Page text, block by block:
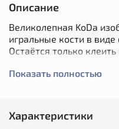
Описание
Великолепная KoDa
игральные кости в
Остаётся только
Набор стикеров
Показать полностью
Характеристики